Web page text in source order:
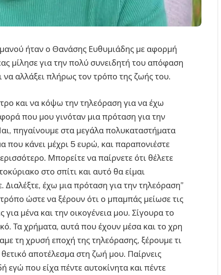
ήταν ο Θανάσης Ευθυμιάδης με αφορμή
μίλησε για την πολύ συνειδητή του απόφαση
να αλλάξει πλήρως τον τρόπο της ζωής του.
και να κόψω την τηλεόραση για να έχω
που μου γινόταν μια πρόταση για την
πηγαίνουμε στα μεγάλα πολυκαταστήματα
που κάνει μέχρι 5 ευρώ, και παραπονιέστε
Μπορείτε να παίρνετε ότι θέλετε
στο σπίτι και αυτό θα είμαι
έχω μια πρόταση για την τηλεόραση”
ώστε να ξέρουν ότι ο μπαμπάς μείωσε τις
μένα και την οικογένεια μου. Σίγουρα το
Τα χρήματα, αυτά που έχουν μέσα και το χρη
τη χρυσή εποχή της τηλεόρασης, ξέρουμε τι
αποτέλεσμα στη ζωή μου. Παίρνεις
εγώ που είχα πέντε αυτοκίνητα και πέντε